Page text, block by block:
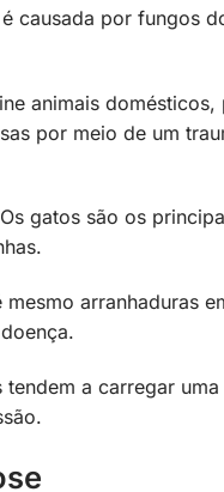
causada por fungos
animais
por meio de um
gatos são os
arranhaduras
a carregar